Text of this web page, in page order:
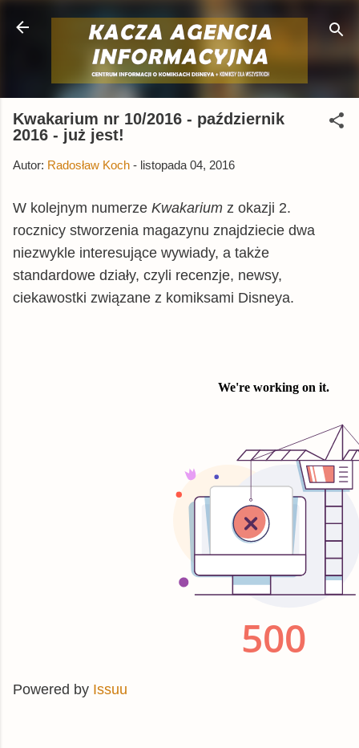
Przejdź do głównej zawartości
Kwakarium nr 10/2016 - październik
2016 - już jest!
Autor: Radosław Koch - listopada 04, 2016
W kolejnym numerze Kwakarium z okazji 2.
rocznicy stworzenia magazynu znajdziecie dwa
niezwykle interesujące wywiady, a także
standardowe działy, czyli recenzje, newsy,
ciekawostki związane z komiksami Disneya.
Powered by Issuu